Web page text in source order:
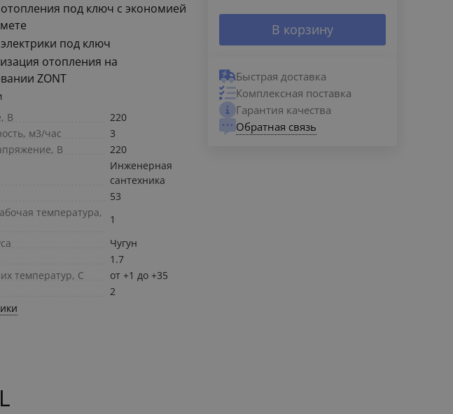
под ключ с экономией
под ключ
отопления на
ZONT
В
220
м3/час
3
В
220
Инженерная
сантехника
53
температура,
1
Чугун
1.7
температур, С
от +1 до +35
2
В корзину
Быстрая доставка
Комплексная поставка
Гарантия качества
Обратная связь